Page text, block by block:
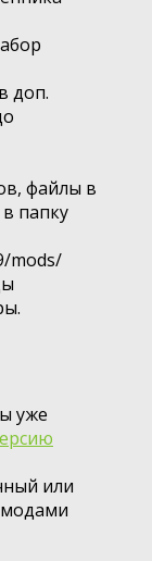
доп.
файлы в
папку
mods/
уже
или